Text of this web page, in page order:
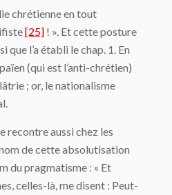
chrétienne en tout
[25] ! ». Et cette posture
que l’a établi le chap. 1. En
(qui est l’anti-chrétien)
; or, le nationalisme
recontre aussi chez les
de cette absolutisation
du pragmatisme : « Et
celles-là, me disent : Peut-